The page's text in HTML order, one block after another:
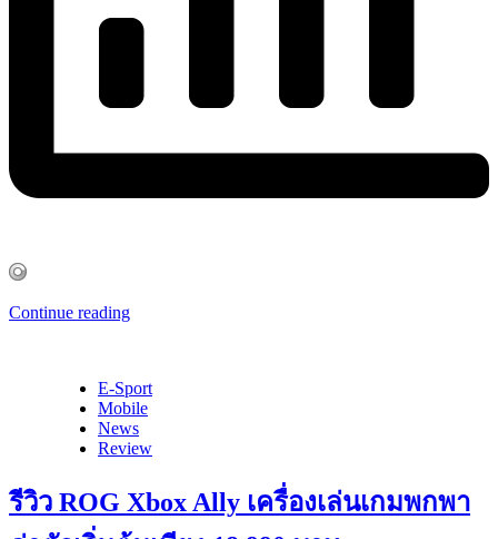
Continue reading
E-Sport
Mobile
News
Review
รีวิว ROG Xbox Ally เครื่องเล่นเกมพกพา